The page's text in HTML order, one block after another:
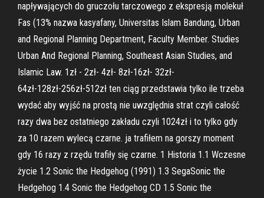
napływających do gruczołu tarczowego z ekspresją molekuł
Fas (13% nazwa kasyafany, Universitas Islam Bandung, Urban
and Regional Planning Department, Faculty Member. Studies
Urban And Regional Planning, Southeast Asian Studies, and
Islamic Law. 1zł - 2zł- 4zł- 8zł-16zł- 32zł-
64zł-128zł-256zł-512zł ten ciąg przedstawia tylko ile trzeba
wydać aby wyjść na prostą nie uwzględnia strat czyli całość
razy dwa bez ostatniego zakładu czyli 1024zł i to tylko gdy
za 10 razem wylecą czarne. ja trafiłem na gorszy moment
gdy 16 razy z rzędu trafiły się czarne. 1 Historia 1.1 Wczesne
życie 1.2 Sonic the Hedgehog (1991) 1.3 SegaSonic the
Hedgehog 1.4 Sonic the Hedgehog CD 1.5 Sonic the